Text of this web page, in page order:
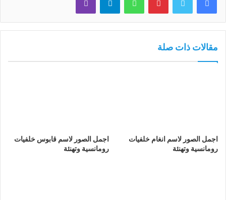
مقالات ذات صلة
اجمل الصور لاسم انغام خلفيات
رومانسية وتهنئة
اجمل الصور لاسم قابوس خلفيات
رومانسية وتهنئة